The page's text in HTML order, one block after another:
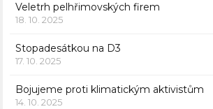
Veletrh pelhřimovských firem
18. 10. 2025
Stopadesátkou na D3
17. 10. 2025
Bojujeme proti klimatickým aktivistům
14. 10. 2025